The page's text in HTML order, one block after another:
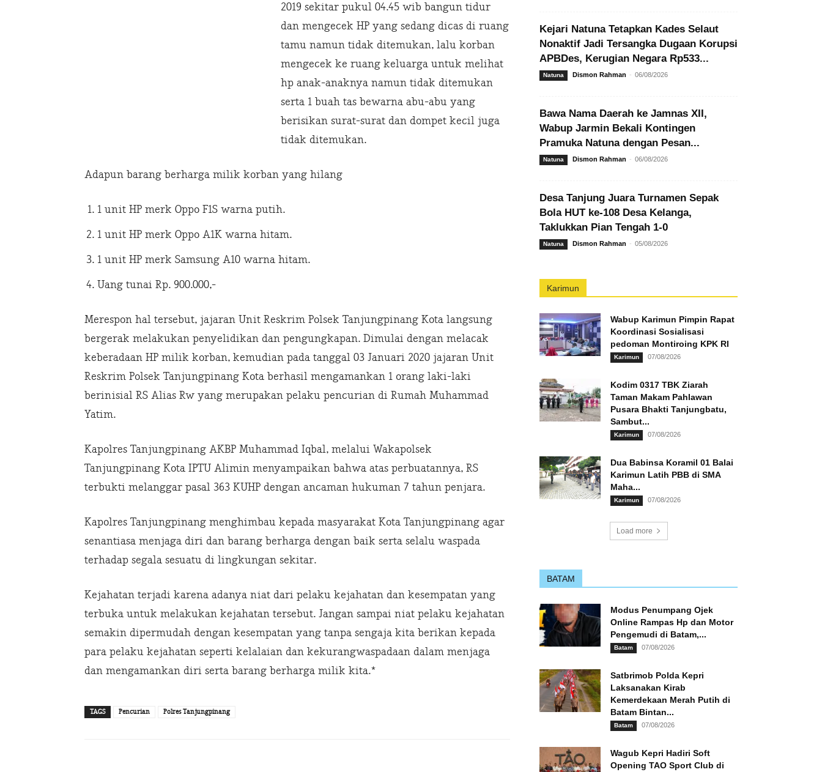
2019 sekitar pukul 04.45 wib bangun tidur
dan mengecek HP yang sedang dicas di ruang
tamu namun tidak ditemukan, lalu korban
mengecek ke ruang keluarga untuk melihat
hp anak-anaknya namun tidak ditemukan
serta 1 buah tas bewarna abu-abu yang
berisikan surat-surat dan dompet kecil juga
tidak ditemukan.
Adapun barang berharga milik korban yang hilang
1 unit HP merk Oppo F1S warna putih.
1 unit HP merk Oppo A1K warna hitam.
1 unit HP merk Samsung A10 warna hitam.
Uang tunai Rp. 900.000,-
Merespon hal tersebut, jajaran Unit Reskrim Polsek Tanjungpinang Kota langsung
bergerak melakukan penyelidikan dan pengungkapan. Dimulai dengan melacak
keberadaan HP milik korban, kemudian pada tanggal 03 Januari 2020 jajaran Unit
Reskrim Polsek Tanjungpinang Kota berhasil mengamankan 1 orang laki-laki
berinisial RS Alias Rw yang merupakan pelaku pencurian di Rumah Muhammad
Yatim.
Kapolres Tanjungpinang AKBP Muhammad Iqbal, melalui Wakapolsek
Tanjungpinang Kota IPTU Alimin menyampaikan bahwa atas perbuatannya, RS
terbukti melanggar pasal 363 KUHP dengan ancaman hukuman 7 tahun penjara.
Kapolres Tanjungpinang menghimbau kepada masyarakat Kota Tanjungpinang agar
senantiasa menjaga diri dan barang berharga dengan baik serta selalu waspada
terhadap segala sesuatu di lingkungan sekitar.
Kejahatan terjadi karena adanya niat dari pelaku kejahatan dan kesempatan yang
terbuka untuk melakukan kejahatan tersebut. Jangan sampai niat pelaku kejahatan
semakin dipermudah dengan kesempatan yang tanpa sengaja kita berikan kepada
para pelaku kejahatan seperti kelalaian dan kekurangwaspadaan dalam menjaga
dan mengamankan diri serta barang berharga milik kita.*
TAGS Pencurian Polres Tanjungpinang
Kejari Natuna Tetapkan Kades Selaut
Nonaktif Jadi Tersangka Dugaan Korupsi
APBDes, Kerugian Negara Rp533...
Natuna Dismon Rahman - 06/08/2026
Bawa Nama Daerah ke Jamnas XII,
Wabup Jarmin Bekali Kontingen
Pramuka Natuna dengan Pesan...
Natuna Dismon Rahman - 06/08/2026
Desa Tanjung Juara Turnamen Sepak
Bola HUT ke-108 Desa Kelanga,
Taklukkan Pian Tengah 1-0
Natuna Dismon Rahman - 05/08/2026
Karimun
Wabup Karimun Pimpin Rapat
Koordinasi Sosialisasi
pedoman Montiroing KPK RI
Karimun 07/08/2026
Kodim 0317 TBK Ziarah
Taman Makam Pahlawan
Pusara Bhakti Tanjungbatu,
Sambut...
Karimun 07/08/2026
Dua Babinsa Koramil 01 Balai
Karimun Latih PBB di SMA
Maha...
Karimun 07/08/2026
Load more
BATAM
Modus Penumpang Ojek
Online Rampas Hp dan Motor
Pengemudi di Batam,...
Batam 07/08/2026
Satbrimob Polda Kepri
Laksanakan Kirab
Kemerdekaan Merah Putih di
Batam Bintan...
Batam 07/08/2026
Wagub Kepri Hadiri Soft
Opening TAO Sport Club di